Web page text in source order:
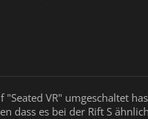
VR" umgeschaltet
dass es bei der Rift S